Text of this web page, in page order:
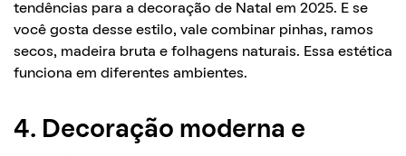
tendências para a decoração de Natal em 2025. E se
você gosta desse estilo, vale combinar pinhas, ramos
secos, madeira bruta e folhagens naturais. Essa estética
funciona em diferentes ambientes.
4. Decoração moderna e